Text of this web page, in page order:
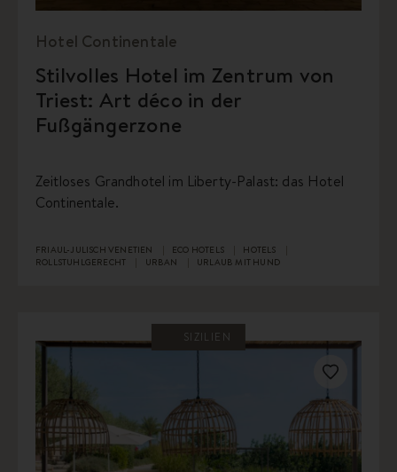
Hotel Continentale
Stilvolles Hotel im Zentrum von
Triest: Art déco in der
Fußgängerzone
Zeitloses Grandhotel im Liberty-Palast: das Hotel
Continentale.
FRIAUL-JULISCH VENETIEN ECO HOTELS
HOTELS
ROLLSTUHLGERECHT
URBAN URLAUB MIT HUND
SIZILIEN